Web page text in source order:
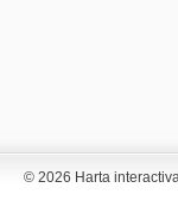
© 2026 Harta